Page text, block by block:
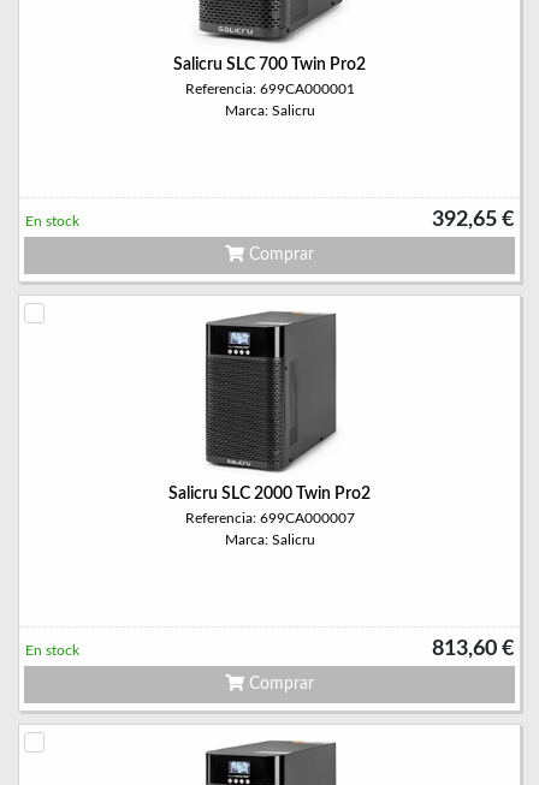
Salicru SLC 700 Twin Pro2
Referencia: 699CA000001
Marca: Salicru
392,65 €
En stock
Comprar
Salicru SLC 2000 Twin Pro2
Referencia: 699CA000007
Marca: Salicru
813,60 €
En stock
Comprar